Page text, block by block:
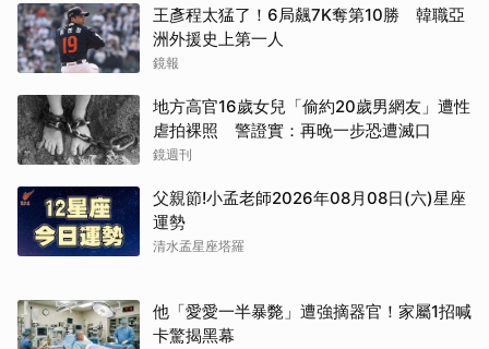
王彥程太猛了！6局飆7K奪第10勝 韓職亞
洲外援史上第一人
鏡報
地方高官16歲女兒「偷約20歲男網友」遭性
虐拍裸照 警證實：再晚一步恐遭滅口
鏡週刊
父親節!小孟老師2026年08月08日(六)星座
運勢
清水孟星座塔羅
他「愛愛一半暴斃」遭強摘器官！家屬1招喊
卡驚揭黑幕